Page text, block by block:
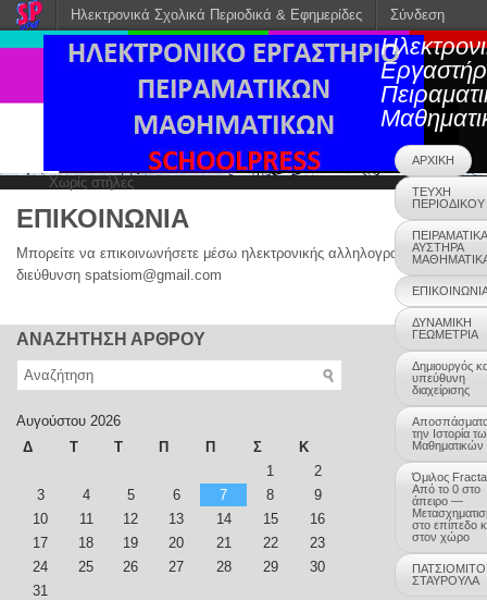
ΑΡΧΙΚΗ
ΤΕΥΧΗ
ΠΕΡΙΟΔΙΚΟΥ
ΑΥΣΤΗΡΑ
ΔΥΝΑΜΙΚΗ
ΓΕΩΜΕΤΡΙΑ
Δημιουργός
υπεύθυνη
διαχείρισης
την Ιστορία
Μαθηματικών
Όμιλος
Από το 0 στο
άπειρο —
στο επίπεδο
στον χώρο
ΣΤΑΥΡΟΥΛΑ
Χωρίς στήλες
ΕΠΙΚΟΙΝΩΝΙΑ
Μπορείτε να επικοινωνήσετε μέσω ηλεκτρονικής αλληλογραφίας στη
διεύθυνση spatsiom@gmail.com
ΑΝΑΖΗΤΗΣΗ ΑΡΘΡΟΥ
Αυγούστου 2026
Δ
Τ Τ Π Π Σ Κ
1
2
3
4 5 6 7 8
9
10
11 12 13 14 15
16
17
18 19 20 21 22
23
24
25 26 27 28 29
30
31
Ηλεκτρονικά Σχολικά Περιοδικά & Εφημερίδες Σύνδεση